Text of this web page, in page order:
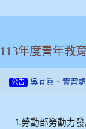
113年度青年教
公告 吳宜眞 - 實習處
1.勞動部勞動力